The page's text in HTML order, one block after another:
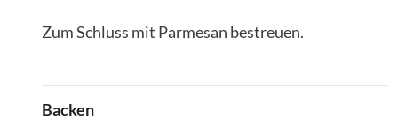
Zum Schluss mit Parmesan bestreuen.
Backen